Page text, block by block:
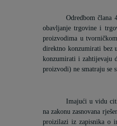
Odredbom člana
obavljanje trgovine i
proizvodima u
direktno konzumirati bez
konzumirati i zahtijevaju
proizvodi) ne smatraju se
Imajući u vidu
na zakonu zasnovana
proizilazi iz zapisnika o